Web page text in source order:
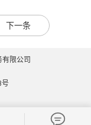
下一条
限公司
号
